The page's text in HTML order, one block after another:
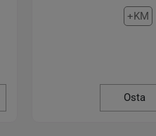
+KM
Osta